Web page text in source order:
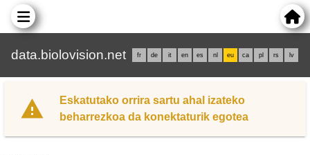
data.biolovision.net fr de it en es nl eu ca pl rs lv
Eskatutako orrira sartu ahal izateko
beharrezkoa da konektaturik egotea